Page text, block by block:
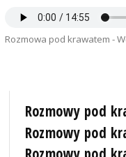
Rozmowa pod krawatem -
Rozmowy pod
Rozmowy pod